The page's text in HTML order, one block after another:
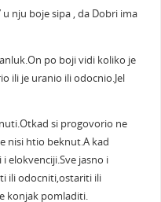
u nju boje sipa , da Dobri ima
po boji vidi koliko je
ili je uranio ili odocnio.Jel
si progovorio ne
nisi htio beknut.A kad
elokvenciji.Sve jasno i
ili odocniti,ostariti ili
konjak pomladiti.